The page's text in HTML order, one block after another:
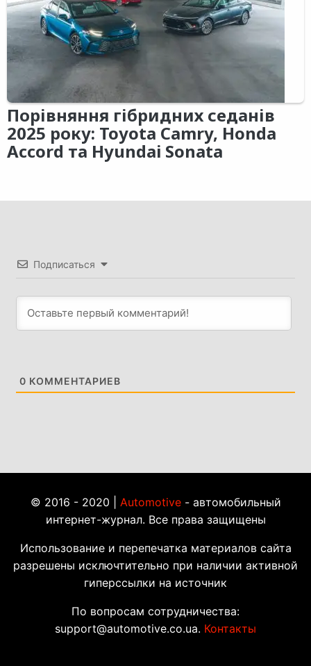
Порівняння гібридних седанів
2025 року: Toyota Camry, Honda
Accord та Hyundai Sonata
Подписаться
0 КОММЕНТАРИЕВ
© 2016 - 2020 | Automotive- автомобильный
интернет-журнал. Все права защищены
Использование и перепечатка материалов сайта
разрешены исключтительно при наличии активной
гиперссылки на источник
По вопросам сотрудничества:
support@automotive.co.ua. Контакты